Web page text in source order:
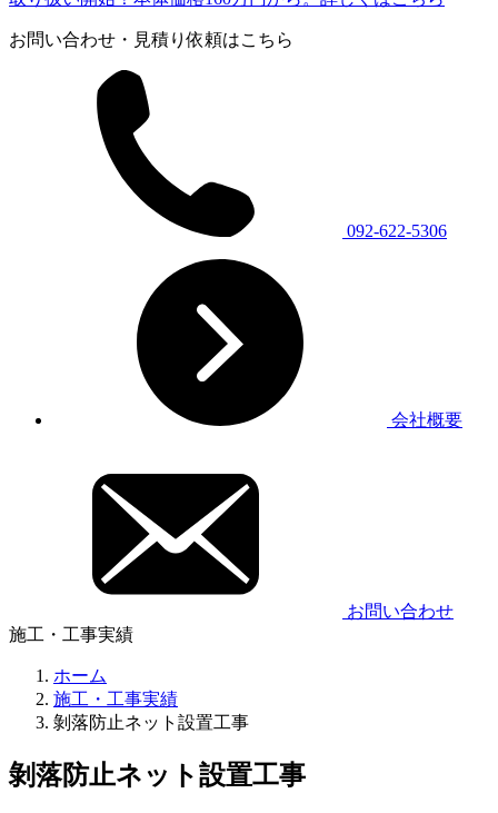
お問い合わせ・見積り依頼はこちら
092-622-5306
会社概要
お問い合わせ
施工・工事実績
ホーム
施工・工事実績
剝落防止ネット設置工事
剝落防止ネット設置工事